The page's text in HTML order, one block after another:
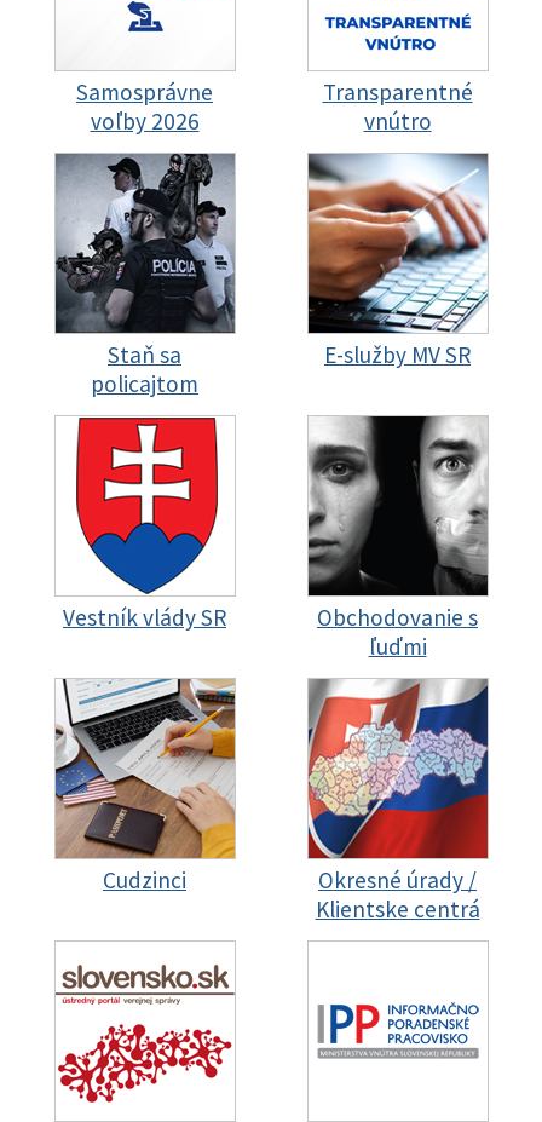
Samosprávne
voľby 2026
Transparentné
vnútro
Staň sa
policajtom
E-služby MV SR
Vestník vlády SR
Obchodovanie s
ľuďmi
Cudzinci
Okresné úrady /
Klientske centrá